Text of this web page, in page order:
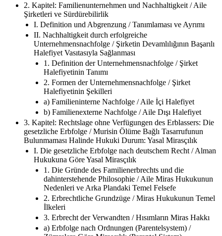
2. Kapitel: Familienunternehmen und Nachhaltigkeit / Aile
Şirketleri ve Sürdürebilirlik
I. Definition und Abgrenzung / Tanımlaması ve Ayrımı
II. Nachhaltigkeit durch erfolgreiche
Unternehmensnachfolge / Şirketin Devamlılığının Başarılı
Halefiyet Vasıtasıyla Sağlanması
1. Definition der Unternehmensnachfolge / Şirket
Halefiyetinin Tanımı
2. Formen der Unternehmensnachfolge / Şirket
Halefiyetinin Şekilleri
a) Familieninterne Nachfolge / Aile İçi Halefiyet
b) Familienexterne Nachfolge / Aile Dışı Halefiyet
3. Kapitel: Rechtslage ohne Verfügungen des Erblassers: Die
gesetzliche Erbfolge / Murisin Ölüme Bağlı Tasarrufunun
Bulunmaması Halinde Hukuki Durum: Yasal Mirasçılık
I. Die gesetzliche Erbfolge nach deutschem Recht / Alman
Hukukuna Göre Yasal Mirasçılık
1. Die Gründe des Familienerbrechts und die
dahinterstehende Philosophie / Aile Miras Hukukunun
Nedenleri ve Arka Plandaki Temel Felsefe
2. Erbrechtliche Grundzüge / Miras Hukukunun Temel
İlkeleri
3. Erbrecht der Verwandten / Hısımların Miras Hakkı
a) Erbfolge nach Ordnungen (Parentelsystem) /